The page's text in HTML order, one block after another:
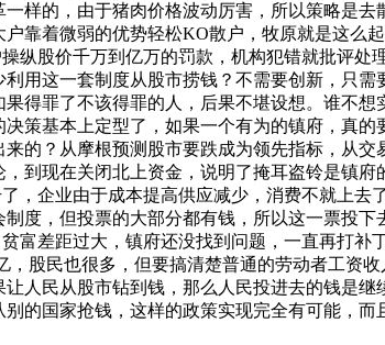
样的，由于猪肉价格波动厉害，所以策略是
靠着微弱的优势轻松KO散户，牧原就是这么
纵股价千万到亿万的罚款，机构犯错就批评
用这一套制度从股市捞钱？不需要创新，只
得罪了不该得罪的人，后果不堪设想。谁不
策基本上定型了，如果一个有为的镇府，真
的？从摩根预测股市要跌成为领先指标，从
到现在关闭北上资金，说明了掩耳盗铃是镇
，企业由于成本提高供应减少，消费不就上
度，但投票的大部分都有钱，所以这一票投
富差距过大，镇府还没找到问题，一直再打
股民也很多，但要搞清楚普通的劳动者工资
人民从股市钻到钱，那么人民投进去的钱是
的国家抢钱，这样的政策实现完全有可能，